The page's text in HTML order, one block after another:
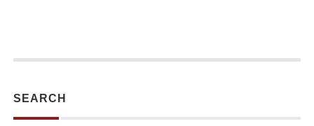
SEARCH